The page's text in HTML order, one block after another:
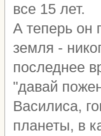
все 15 лет.
А теперь он
земля -
последнее
"давай
Василиса,
планеты, в